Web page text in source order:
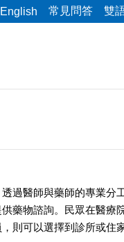
English 常見問答 雙
過醫師與藥師的專業分
藥物諮詢。民眾在醫療
則可以選擇到診所或住